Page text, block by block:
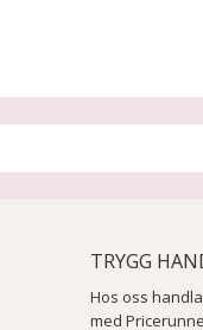
TRYGG
Hos oss
med